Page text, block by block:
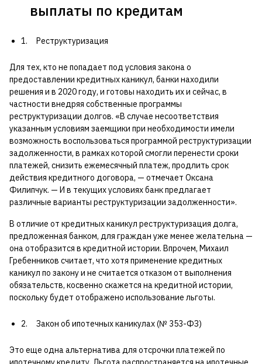
выплаты по кредитам
1. Реструктуризация
Для тех, кто не попадает под условия закона о
предоставлении кредитных каникул, банки находили
решения и в 2020 году, и готовы находить их и сейчас, в
частности внедряя собственные программы
реструктуризации долгов. «В случае несоответствия
указанным условиям заемщики при необходимости имели
возможность воспользоваться программой реструктуризации
задолженности, в рамках которой смогли перенести сроки
платежей, снизить ежемесячный платеж, продлить срок
действия кредитного договора, — отмечает Оксана
Филипчук. — И в текущих условиях банк предлагает
различные варианты реструктуризации задолженности».
В отличие от кредитных каникул реструктуризация долга,
предложенная банком, для граждан уже менее желательна —
она отобразится в кредитной истории. Впрочем, Михаил
Гребенников считает, что хотя применение кредитных
каникул по закону и не считается отказом от выполнения
обязательств, косвенно скажется на кредитной истории,
поскольку будет отображено использование льготы.
2. Закон об ипотечных каникулах (№ 353-ФЗ)
Это еще одна альтернатива для отсрочки платежей по